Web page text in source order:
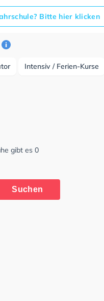
Bitte hier klicken
Intensiv / Ferien-Kurse
gibt es 0
Suchen